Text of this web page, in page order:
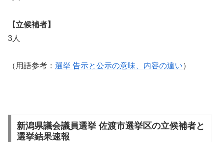
【立候補者】
3人
（用語参考： 選挙 告示と公示の意味、内容の違い）
新潟県議会議員選挙 佐渡市選挙区の立候補者と
選挙結果速報